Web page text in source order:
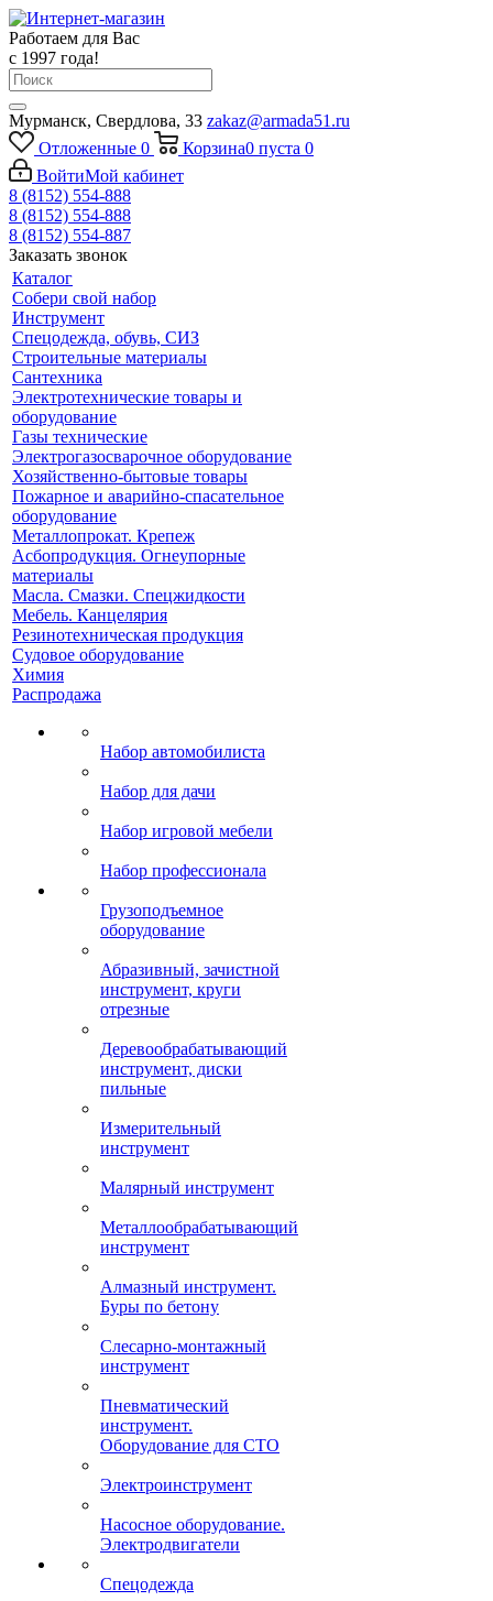
Работаем для Вас
с 1997 года!
Мурманск, Свердлова, 33 zakaz@armada51.ru
Отложенные 0 Корзина0 пуста 0
ВойтиМой кабинет
8 (8152) 554-888
8 (8152) 554-888
8 (8152) 554-887
Заказать звонок
Каталог
Собери свой набор
Инструмент
Спецодежда, обувь, СИЗ
Строительные материалы
Сантехника
Электротехнические товары и
оборудование
Газы технические
Электрогазосварочное оборудование
Хозяйственно-бытовые товары
Пожарное и аварийно-спасательное
оборудование
Металлопрокат. Крепеж
Асбопродукция. Огнеупорные
материалы
Масла. Смазки. Спецжидкости
Мебель. Канцелярия
Резинотехническая продукция
Судовое оборудование
Химия
Распродажа
Набор автомобилиста
Набор для дачи
Набор игровой мебели
Набор профессионала
Грузоподъемное
оборудование
Абразивный, зачистной
инструмент, круги
отрезные
Деревообрабатывающий
инструмент, диски
пильные
Измерительный
инструмент
Малярный инструмент
Металлообрабатывающий
инструмент
Алмазный инструмент.
Буры по бетону
Слесарно-монтажный
инструмент
Пневматический
инструмент.
Оборудование для СТО
Электроинструмент
Насосное оборудование.
Электродвигатели
Спецодежда